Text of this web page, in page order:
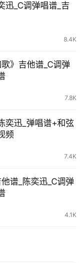
迅_C调弹唱谱_吉
8.4K
》吉他谱_C调弹
7.8K
奕迅_弹唱谱+和弦
频
7.4K
谱_陈奕迅_C调弹
4.1K